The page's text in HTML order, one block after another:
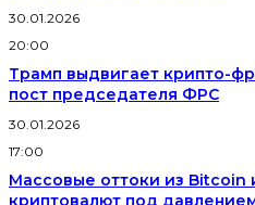
30.01.2026
20:00
Трамп выдвигает крипто-
пост председателя ФРС
30.01.2026
17:00
Массовые оттоки из Bitcoin
криптовалют под